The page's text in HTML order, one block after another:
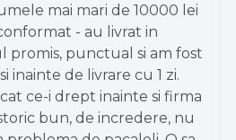
mai mari de 10000 lei
- au livrat in
promis, punctual si am fost
inainte de livrare cu 1 zi.
ce-i drept inainte si firma
bun, de incredere, nu